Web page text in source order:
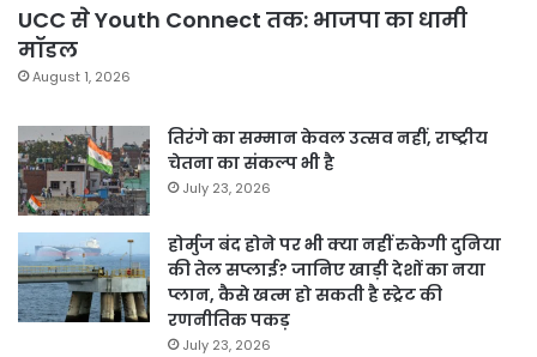
UCC से Youth Connect तक: भाजपा का धामी
मॉडल
August 1, 2026
तिरंगे का सम्मान केवल उत्सव नहीं, राष्ट्रीय
चेतना का संकल्प भी है
July 23, 2026
होर्मुज बंद होने पर भी क्या नहीं रुकेगी दुनिया
की तेल सप्लाई? जानिए खाड़ी देशों का नया
प्लान, कैसे खत्म हो सकती है स्ट्रेट की
रणनीतिक पकड़
July 23, 2026